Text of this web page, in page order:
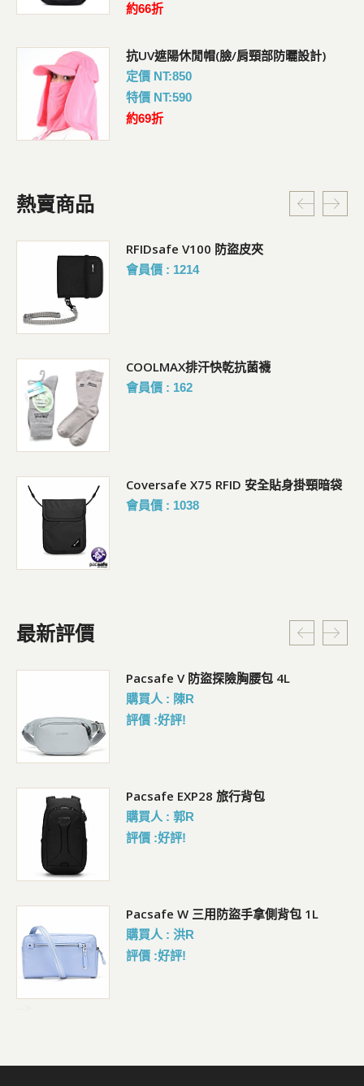
約66折
抗UV遮陽休閒帽(臉/肩頸部防曬設計)
定價 NT:850
特價 NT:590
約69折
熱賣商品
RFIDsafe V100 防盜皮夾
會員價 : 1214
COOLMAX排汗快乾抗菌襪
會員價 : 162
Coversafe X75 RFID 安全貼身掛頸暗袋
會員價 : 1038
最新評價
Pacsafe V 防盜探險胸腰包 4L
購買人 : 陳R
評價 :好評!
Pacsafe EXP28 旅行背包
購買人 : 郭R
評價 :好評!
Pacsafe W 三用防盜手拿側背包 1L
購買人 : 洪R
評價 :好評!